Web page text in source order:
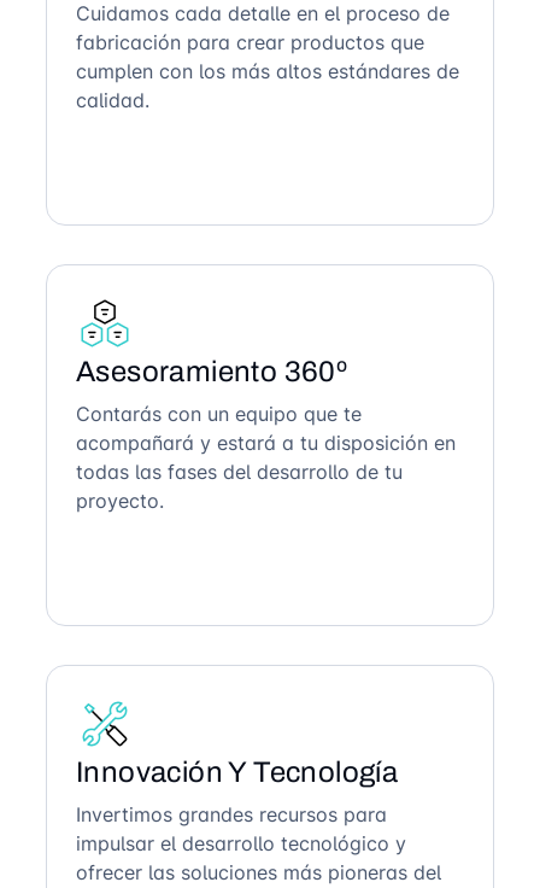
Cuidamos cada detalle en el proceso de
fabricación para crear productos que
cumplen con los más altos estándares de
calidad.
Asesoramiento 360º
Contarás con un equipo que te
acompañará y estará a tu disposición en
todas las fases del desarrollo de tu
proyecto.
Innovación Y Tecnología
Invertimos grandes recursos para
impulsar el desarrollo tecnológico y
ofrecer las soluciones más pioneras del